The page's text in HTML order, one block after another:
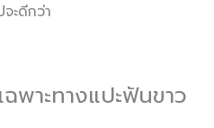
ะดีกว่า
พาะทางแปะฟันขาว